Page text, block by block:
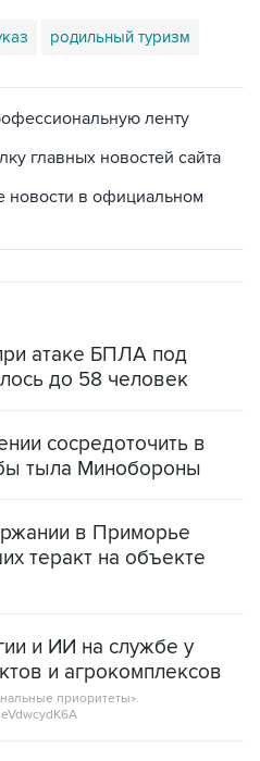
родильный туризм
ленту
главных новостей сайта
новости в официальном
атаке БПЛА под
до 58 человек
сосредоточить в
тыла Минобороны
в Приморье
теракт на объекте
и ИИ на службе у
и агрокомплексов
приоритеты».